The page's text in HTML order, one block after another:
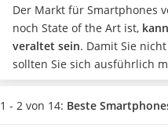
Powerstation mit Solarpanel
Gaming-PC
Soundbar
17-Zoll-Laptop
Satellitenschüssel
Gaming-Headset
Der Markt für Smartphones
noch State of the Art ist,
veraltet sein. Damit Sie
sollten Sie sich ausführlich
auseinandersetzen. Diese
erledigt!
Wussten Sie zum
1 - 2 von 14: Beste